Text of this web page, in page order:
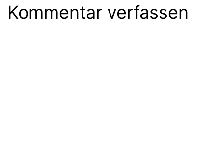
Kommentar verfassen